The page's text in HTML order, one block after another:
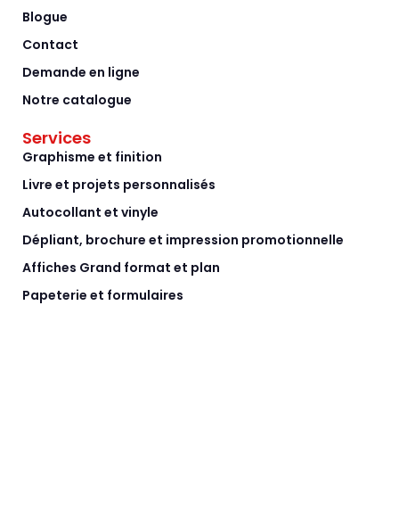
Blogue
Contact
Demande en ligne
Notre catalogue
Services
Graphisme et finition
Livre et projets personnalisés
Autocollant et vinyle
Dépliant, brochure et impression promotionnelle
Affiches Grand format et plan
Papeterie et formulaires